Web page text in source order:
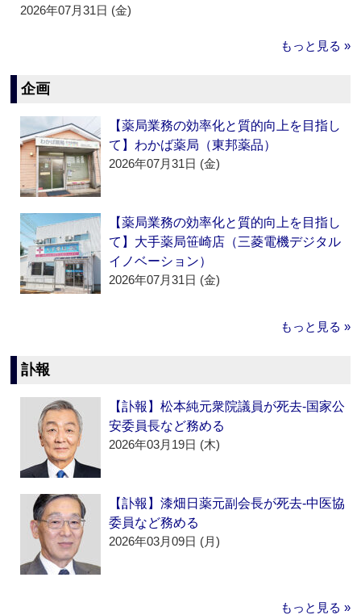
2026年07月31日 (金)
もっと見る »
企画
【薬局業務の効率化と質的向上を目指し
て】わかば薬局（東邦薬品）
2026年07月31日 (金)
【薬局業務の効率化と質的向上を目指し
て】大手薬局笹崎店（三菱電機デジタル
イノベーション）
2026年07月31日 (金)
もっと見る »
訃報
【訃報】松本純元衆院議員が死去‐国家公
安委員長など務める
2026年03月19日 (木)
【訃報】漆畑日薬元副会長が死去‐中医協
委員など務める
2026年03月09日 (月)
もっと見る »